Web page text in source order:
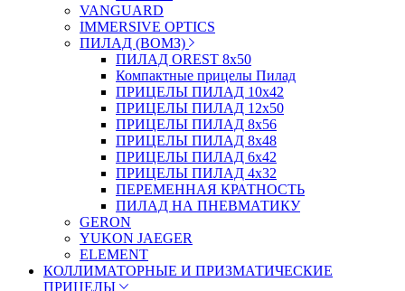
VANGUARD
IMMERSIVE OPTICS
ПИЛАД (ВОМЗ)
ПИЛАД OREST 8х50
Компактные прицелы Пилад
ПРИЦЕЛЫ ПИЛАД 10х42
ПРИЦЕЛЫ ПИЛАД 12х50
ПРИЦЕЛЫ ПИЛАД 8х56
ПРИЦЕЛЫ ПИЛАД 8х48
ПРИЦЕЛЫ ПИЛАД 6х42
ПРИЦЕЛЫ ПИЛАД 4х32
ПЕРЕМЕННАЯ КРАТНОСТЬ
ПИЛАД НА ПНЕВМАТИКУ
GERON
YUKON JAEGER
ELEMENT
КОЛЛИМАТОРНЫЕ И ПРИЗМАТИЧЕСКИЕ
ПРИЦЕЛЫ